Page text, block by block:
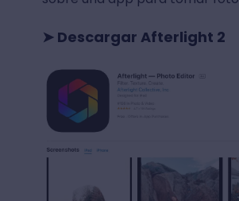
➤ Descargar Afterlight 2